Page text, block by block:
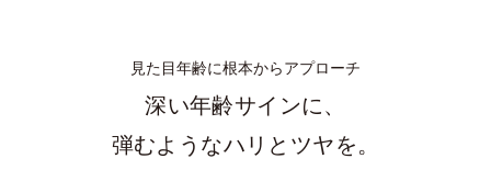
見た目年齢に根本からアプローチ
深い年齢サインに、
弾むようなハリとツヤを。